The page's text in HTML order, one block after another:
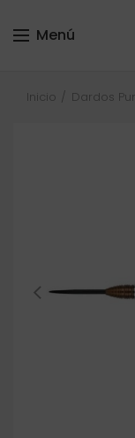
Menú
Inicio Dardos